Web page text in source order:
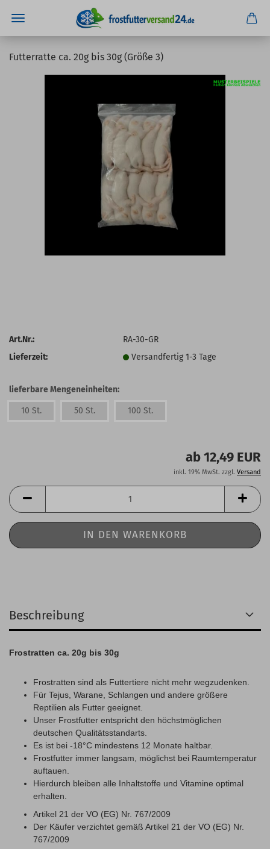
Futterratte ca. 20g bis 30g (Größe 3)
Art.Nr.:
RA-30-GR
Lieferzeit:
Versandfertig 1-3 Tage
lieferbare Mengeneinheiten:
10 St. 50 St. 100 St.
ab 12,49 EUR
inkl. 19% MwSt. zzgl. Versand
Beschreibung
Frostratten ca. 20g bis 30g
Frostratten sind als Futtertiere nicht mehr wegzudenken.
Für Tejus, Warane, Schlangen und andere größere
Reptilien als Futter geeignet.
Unser Frostfutter entspricht den höchstmöglichen
deutschen Qualitätsstandarts.
Es ist bei -18°C mindestens 12 Monate haltbar.
Frostfutter immer langsam, möglichst bei Raumtemperatur
auftauen.
Hierdurch bleiben alle Inhaltstoffe und Vitamine optimal
erhalten.
Artikel 21 der VO (EG) Nr. 767/2009
Der Käufer verzichtet gemäß Artikel 21 der VO (EG) Nr.
767/2009